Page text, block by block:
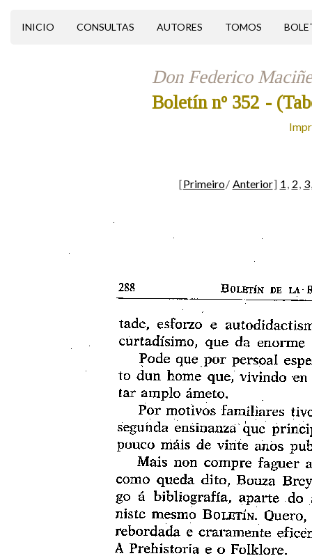
INICIO CONSULTAS AUTORES TOMOS
Don Federico
Boletín nº 352 -
[Primeiro/ Anterior] 1 , 2, 3